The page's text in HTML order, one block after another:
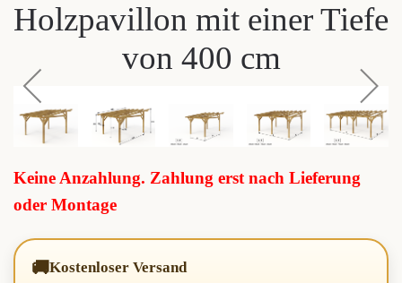
Holzpavillon mit einer Tiefe
von 400 cm
Keine Anzahlung. Zahlung erst nach Lieferung
oder Montage
🚚Kostenloser Versand